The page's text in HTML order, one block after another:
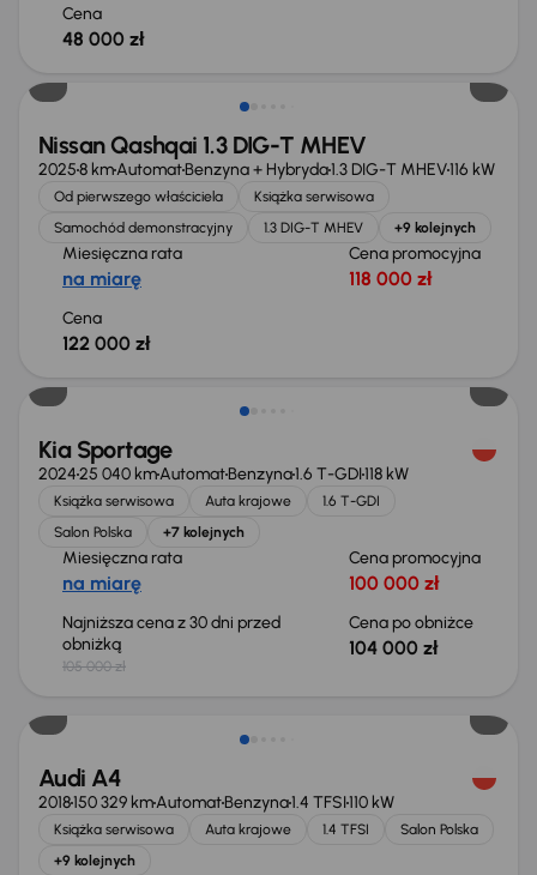
Cena
48 000 zł
Od nowego taniej o 36 775 zł
Nissan Qashqai 1.3 DIG-T MHEV
20258 kmAutomatBenzyna + Hybryda1.3 DIG-T MHEV116 kW
Od pierwszego właściciela
Książka serwisowa
Samochód demonstracyjny
1.3 DIG-T MHEV +9 kolejnych
Miesięczna rata
na miarę
Cena promocyjna
118 000 zł
Cena
122 000 zł
Kia Sportage
202425 040 kmAutomatBenzyna1.6 T-GDI118 kW
Książka serwisowa Auta krajowe
1.6 T-GDI
Salon Polska
+7 kolejnych
Miesięczna rata
na miarę
Cena promocyjna
100 000 zł
Najniższa cena z 30 dni przed
obniżką
105 000 zł
Cena po obniżce
104 000 zł
Audi A4
2018150 329 kmAutomatBenzyna1.4 TFSI110 kW
Książka serwisowa Auta krajowe 1.4 TFSI
Salon Polska
+9 kolejnych